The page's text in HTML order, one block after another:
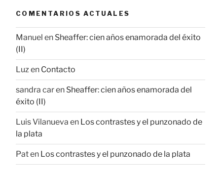
COMENTARIOS ACTUALES
Manuel en Sheaffer: cien años enamorada del éxito
(II)
Luzen Contacto
sandra caren Sheaffer: cien años enamorada del
éxito (II)
Luis Vilanueva en Los contrastes y el punzonado de
la plata
Paten Los contrastes y el punzonado de la plata